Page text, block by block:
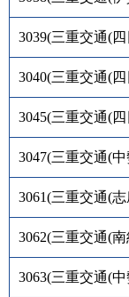
3039(三重交通(
3040(三重交通(
3045(三重交通(
3047(三重交通(
3061(三重交通(
3062(三重交通(
3063(三重交通(